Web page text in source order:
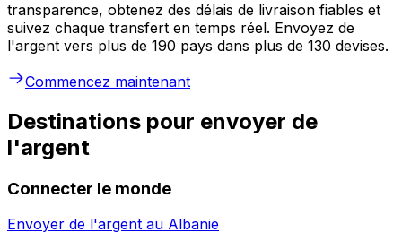
transparence, obtenez des délais de livraison fiables et
suivez chaque transfert en temps réel. Envoyez de
l'argent vers plus de 190 pays dans plus de 130 devises.
Commencez maintenant
Destinations pour envoyer de
l'argent
Connecter le monde
Envoyer de l'argent au Albanie